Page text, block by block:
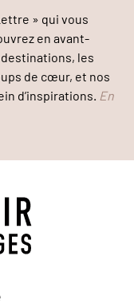
» qui vous
en avant-
les
de cœur, et nos
d’inspirations. En